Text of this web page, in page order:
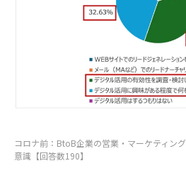
コロナ前：BtoB企業の営業・マーケティン
意識【回答数190】